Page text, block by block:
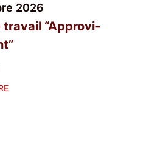
2026
tra­vail “Appro­vi­